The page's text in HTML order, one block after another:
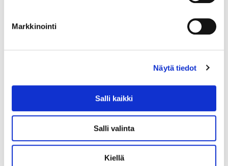
Markkinointi
Näytä tiedot
Salli kaikki
Salli valinta
Kiellä
kerätä tietoa ja näytteitä
varsinainen arvo liittyy vahvasti
kansanterveyteen sekä
teollisuuden sekä muiden
keskeisten toimijoiden kanssa.
Biopankkien perustehtävään